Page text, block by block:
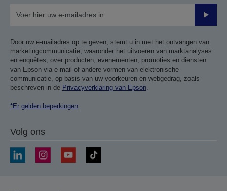
Door uw e-mailadres op te geven, stemt u in met het ontvangen van
marketingcommunicatie, waaronder het uitvoeren van marktanalyses
en enquêtes, over producten, evenementen, promoties en diensten
van Epson via e-mail of andere vormen van elektronische
communicatie, op basis van uw voorkeuren en webgedrag, zoals
beschreven in de Privacyverklaring van Epson
*Er gelden beperkingen
Volg ons